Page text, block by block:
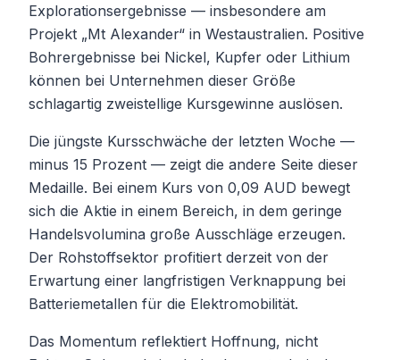
Explorationsergebnisse — insbesondere am
Projekt „Mt Alexander“ in Westaustralien. Positive
Bohrergebnisse bei Nickel, Kupfer oder Lithium
können bei Unternehmen dieser Größe
schlagartig zweistellige Kursgewinne auslösen.
Die jüngste Kursschwäche der letzten Woche —
minus 15 Prozent — zeigt die andere Seite dieser
Medaille. Bei einem Kurs von 0,09 AUD bewegt
sich die Aktie in einem Bereich, in dem geringe
Handelsvolumina große Ausschläge erzeugen.
Der Rohstoffsektor profitiert derzeit von der
Erwartung einer langfristigen Verknappung bei
Batteriemetallen für die Elektromobilität.
Das Momentum reflektiert Hoffnung, nicht